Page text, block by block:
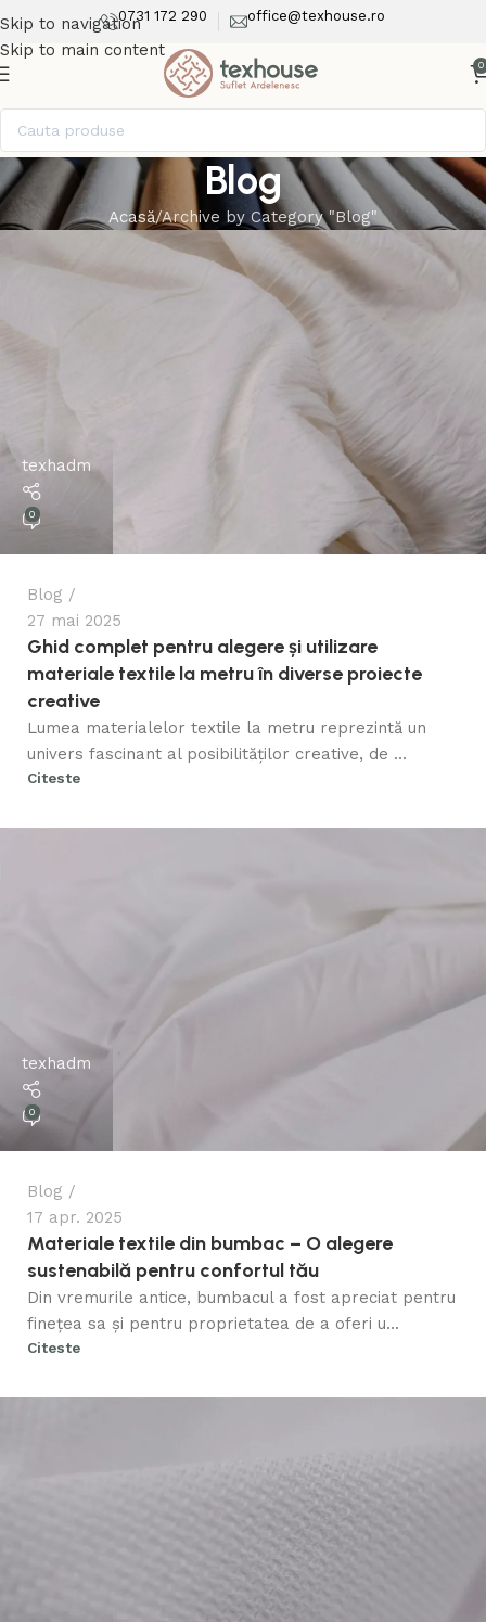
Skip to navigation
Skip to main content
0731 172 290 office@texhouse.ro
0
Blog
Acasă Archive by Category "Blog"
texhadm
0
Blog
27 mai 2025
Ghid complet pentru alegere și utilizare
materiale textile la metru în diverse proiecte
creative
Lumea materialelor textile la metru reprezintă un
univers fascinant al posibilităților creative, de ...
Citeste
texhadm
0
Blog
17 apr. 2025
Materiale textile din bumbac – O alegere
sustenabilă pentru confortul tău
Din vremurile antice, bumbacul a fost apreciat pentru
finețea sa și pentru proprietatea de a oferi u...
Citeste